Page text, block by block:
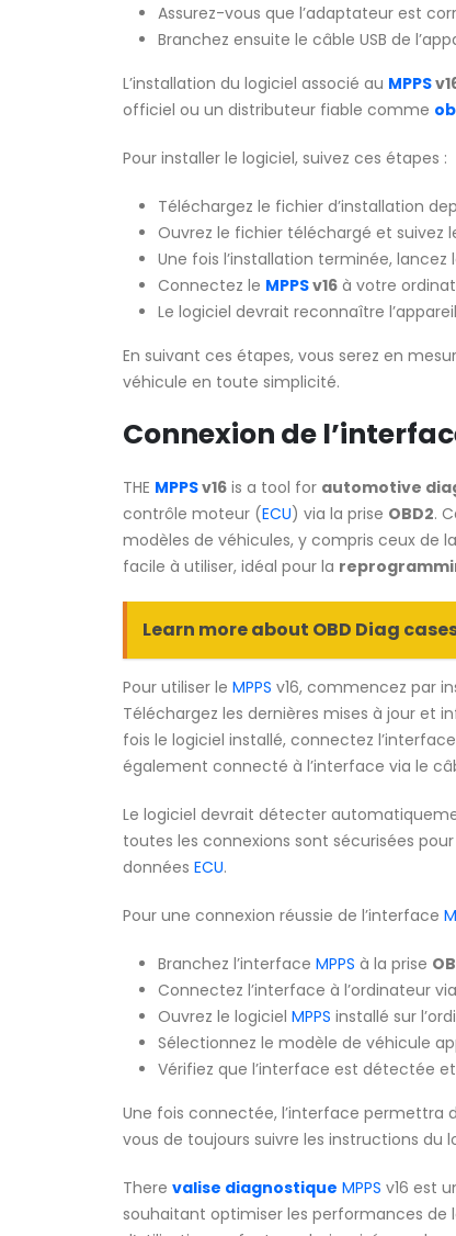
Assurez-vous que l’adaptateur est
Branchez ensuite le câble USB de
L’installation du logiciel associé au MPPS
officiel ou un distributeur fiable comme
Pour installer le logiciel, suivez ces étapes :
Téléchargez le fichier d’installation
Ouvrez le fichier téléchargé et suivez
Une fois l’installation terminée, lancez
Connectez le MPPSv16 à votre
Le logiciel devrait reconnaître
En suivant ces étapes, vous serez en
véhicule en toute simplicité.
Connexion de
THE MPPSv16 is a tool for automotive
contrôle moteur (ECU) via la prise OBD2.
modèles de véhicules, y compris ceux de
facile à utiliser, idéal pour la
Learn more about OBD Diag
Pour utiliser le MPPS v16, commencez par
Téléchargez les dernières mises à jour et
fois le logiciel installé, connectez l’interface
également connecté à l’interface via le
Le logiciel devrait détecter
toutes les connexions sont sécurisées
données ECU.
Pour une connexion réussie de l’interface
Branchez l’interface MPPS à la prise
Connectez l’interface à l’ordinateur
Ouvrez le logiciel MPPS installé sur
Sélectionnez le modèle de véhicule
Vérifiez que l’interface est détectée
Une fois connectée, l’interface permettra
vous de toujours suivre les instructions
There valise diagnostique MPPS v16 est
souhaitant optimiser les performances de